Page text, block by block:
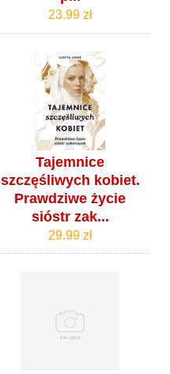
23.99 zł
Tajemnice
szczęśliwych kobiet.
Prawdziwe życie
sióstr zak...
29.99 zł